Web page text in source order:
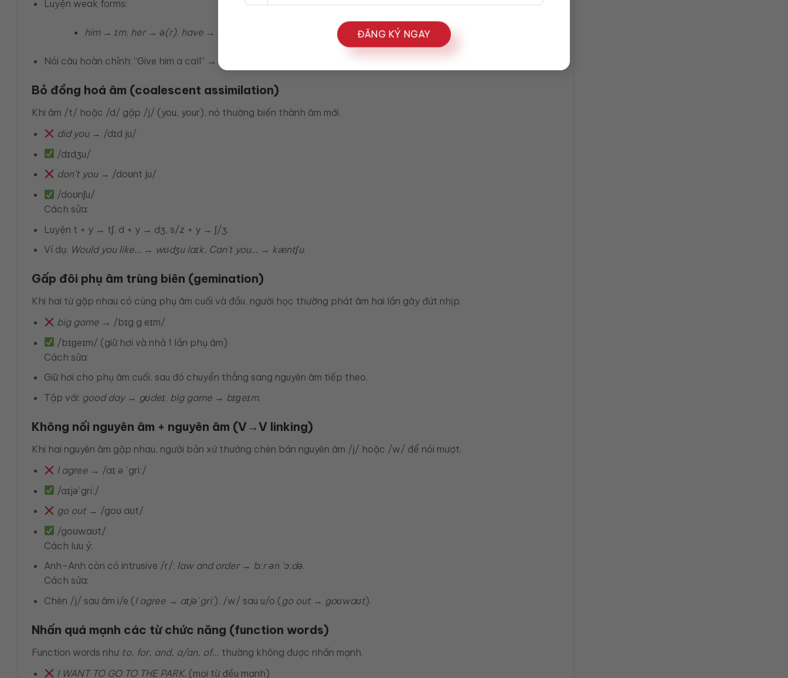
ĐĂNG KÝ NGAY
Luyện weak forms:
him → ɪm, her → ə(r), have → əv
Nói câu hoàn chỉnh: “Give him a call” →ˈɡɪvɪmə kɔːl
Bỏ đồng hoá âm (coalescent assimilation)
Khi âm /t/ hoặc /d/ gặp /j/ (you, your), nó thường biến thành âm mới.
did you→ /dɪd ju/
/dɪdʒu/
don’t you→ /doʊnt ju/
/doʊnʃu/
Cách sửa:
Luyện t + y → tʃ, d + y → dʒ, s/z + y → ʃ/ʒ.
Ví dụ: Would you like… → wʊdʒu laɪk, Can’t you… → kæntʃu.
Gấp đôi phụ âm trùng biên (gemination)
Khi hai từ gặp nhau có cùng phụ âm cuối và đầu, người học thường phát âm hai lần gây đứt nhịp.
big game → /bɪg g eɪm/
/bɪɡeɪm/ (giữ hơi và nhả 1 lần phụ âm)
Cách sửa:
Giữ hơi cho phụ âm cuối, sau đó chuyển thẳng sang nguyên âm tiếp theo.
Tập với: good day → gʊdeɪ, big game → bɪɡeɪm.
Không nối nguyên âm + nguyên âm (V→V linking)
Khi hai nguyên âm gặp nhau, người bản xứ thường chèn bán nguyên âm /j/ hoặc /w/ để nói mượt.
I agree → /aɪ ə ˈgriː/
/aɪjəˈgriː/
go out → /goʊ aʊt/
/goʊwaʊt/
Cách lưu ý:
Anh–Anh còn có intrusive /r/: law and order → lɔːr ən ˈɔːdə.
Cách sửa:
Chèn /j/ sau âm i/e (I agree → aɪjəˈgriː), /w/ sau u/o (go out → goʊwaʊt).
Nhấn quá mạnh các từ chức năng (function words)
Function words như to, for, and, a/an, of… thường không được nhấn mạnh.
I WANT TO GO TO THE PARK. (mọi từ đều mạnh)